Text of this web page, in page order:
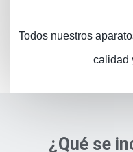
Todos nuestros
calidad
¿Qué se